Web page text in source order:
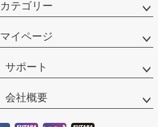
カテゴリー
マイページ
サポート
会社概要